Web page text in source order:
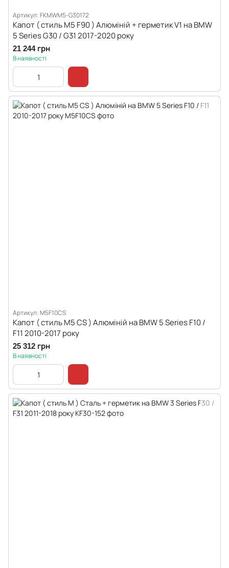
Артикул: FKMWM5-G30172
Капот ( стиль M5 F90 ) Алюміній + герметик V1 на BMW
5 Series G30 / G31 2017-2020 року
21 244 грн
В наявності
Артикул: M5F10CS
Капот ( стиль M5 CS ) Алюміній на BMW 5 Series F10 /
F11 2010-2017 року
25 312 грн
В наявності